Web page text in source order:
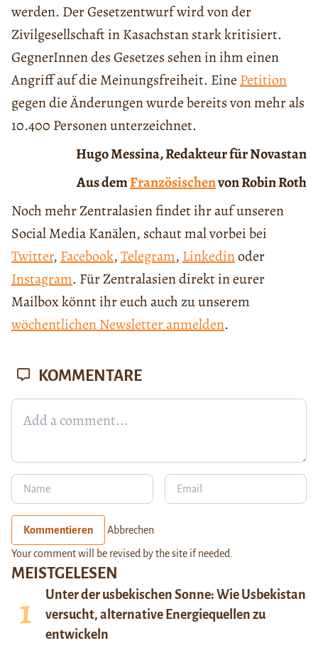
werden. Der Gesetzentwurf wird von der
Zivilgesellschaft in Kasachstan stark kritisiert.
GegnerInnen des Gesetzes sehen in ihm einen
Angriff auf die Meinungsfreiheit. Eine Petition
gegen die Änderungen wurde bereits von mehr als
10.400 Personen unterzeichnet.
Hugo Messina, Redakteur für Novastan
Aus demFranzösischenvon Robin Roth
Noch mehr Zentralasien findet ihr auf unseren
Social Media Kanälen, schaut mal vorbei bei
Twitter, Facebook,Telegram, Linkedinoder
Instagram. Für Zentralasien direkt in eurer
Mailbox könnt ihr euch auch zu unserem
wöchentlichen Newsletter anmelden.
MEISTGELESEN
Unter der usbekischen Sonne: Wie Usbekistan
versucht, alternative Energiequellen zu
entwickeln
KOMMENTARE
Kommentieren Abbrechen
Your comment will be revised by the site if needed.